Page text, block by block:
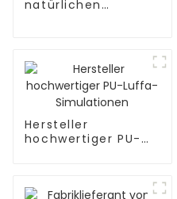
natürlichen
Hersteller
hochwertiger PU-